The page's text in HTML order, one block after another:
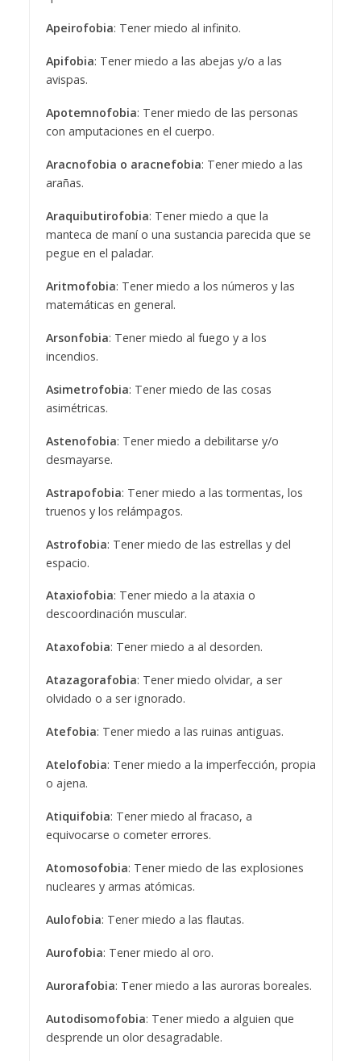
Apeirofobia: Tener miedo al infinito.
Apifobia: Tener miedo a las abejas y/o a las
avispas.
Apotemnofobia: Tener miedo de las personas
con amputaciones en el cuerpo.
Aracnofobia o aracnefobia: Tener miedo a las
arañas.
Araquibutirofobia: Tener miedo a que la
manteca de maní o una sustancia parecida que se
pegue en el paladar.
Aritmofobia: Tener miedo a los números y las
matemáticas en general.
Arsonfobia: Tener miedo al fuego y a los
incendios.
Asimetrofobia: Tener miedo de las cosas
asimétricas.
Astenofobia: Tener miedo a debilitarse y/o
desmayarse.
Astrapofobia: Tener miedo a las tormentas, los
truenos y los relámpagos.
Astrofobia: Tener miedo de las estrellas y del
espacio.
Ataxiofobia: Tener miedo a la ataxia o
descoordinación muscular.
Ataxofobia: Tener miedo a al desorden.
Atazagorafobia: Tener miedo olvidar, a ser
olvidado o a ser ignorado.
Atefobia: Tener miedo a las ruinas antiguas.
Atelofobia: Tener miedo a la imperfección, propia
o ajena.
Atiquifobia: Tener miedo al fracaso, a
equivocarse o cometer errores.
Atomosofobia: Tener miedo de las explosiones
nucleares y armas atómicas.
Aulofobia: Tener miedo a las flautas.
Aurofobia: Tener miedo al oro.
Aurorafobia: Tener miedo a las auroras boreales.
Autodisomofobia: Tener miedo a alguien que
desprende un olor desagradable.